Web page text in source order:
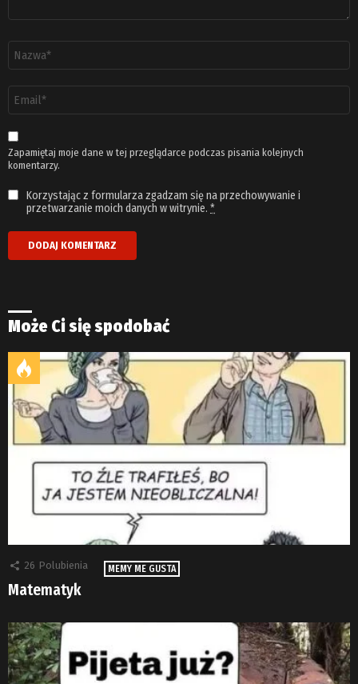
email
*
Zapamiętaj moje dane w tej przeglądarce podczas pisania kolejnych
komentarzy.
Korzystając z formularza zgadzam się na przechowywanie i
przetwarzanie moich danych w witrynie. *
Może Ci się spodobać
26 Polubienia MEMY ME GUSTA
Matematyk